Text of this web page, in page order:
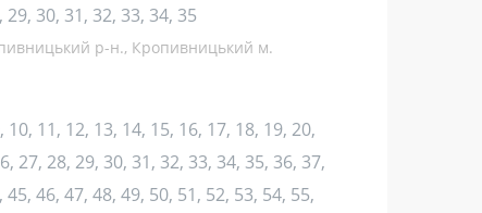
30, 31, 32, 33, 34, 35
р-н., Кропивницький м.
11, 12, 13, 14, 15, 16, 17, 18, 19, 20,
27, 28, 29, 30, 31, 32, 33, 34, 35, 36, 37,
46, 47, 48, 49, 50, 51, 52, 53, 54, 55,